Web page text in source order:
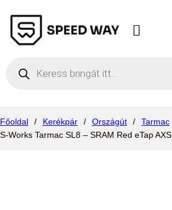
Főoldal / Kerékpár / Országút / Tarmac
S-Works Tarmac SL8 – SRAM Red eTap AXS